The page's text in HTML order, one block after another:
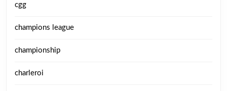
cgg
champions league
championship
charleroi